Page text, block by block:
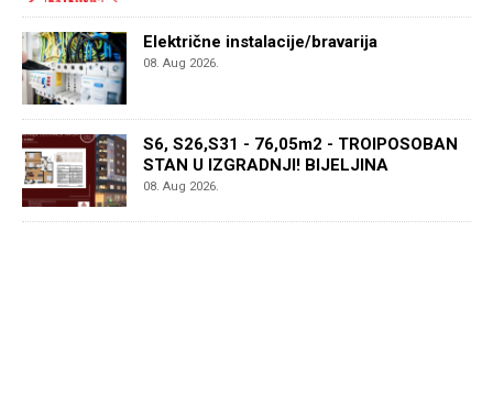
Električne instalacije/bravarija
08. Aug 2026.
S6, S26,S31 - 76,05m2 - TROIPOSOBAN
STAN U IZGRADNJI! BIJELJINA
08. Aug 2026.